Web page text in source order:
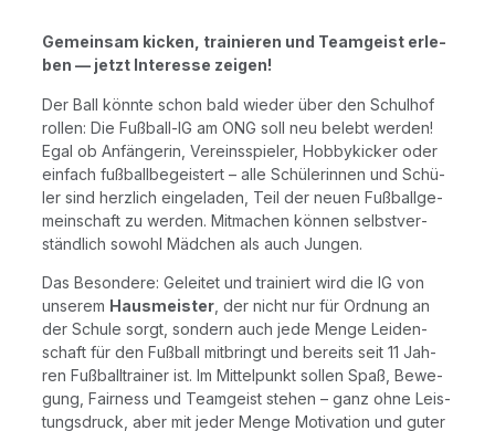
Gemein­sam kicken, trai­nie­ren und Team­geist erle­
ben — jetzt Inter­es­se zeigen!
Der Ball könn­te schon bald wie­der über den Schul­hof
rol­len: Die Fuß­ball-IG am ONG soll neu belebt wer­den!
Egal ob Anfän­ge­rin, Ver­eins­spie­ler, Hob­by­ki­cker oder
ein­fach fuß­ball­be­geis­tert – alle Schü­le­rin­nen und Schü­
ler sind herz­lich ein­ge­la­den, Teil der neu­en Fuß­ball­ge­
mein­schaft zu wer­den. Mit­ma­chen kön­nen selbst­ver­
ständ­lich sowohl Mäd­chen als auch Jungen.
Das Beson­de­re: Gelei­tet und trai­niert wird die IG von
unse­rem Haus­meis­ter , der nicht nur für Ord­nung an
der Schu­le sorgt, son­dern auch jede Men­ge Lei­den­
schaft für den Fuß­ball mit­bringt und bereits seit 11 Jah­
ren Fuß­ball­trai­ner ist. Im Mit­tel­punkt sol­len Spaß, Bewe­
gung, Fair­ness und Team­geist ste­hen – ganz ohne Leis­
tungs­druck, aber mit jeder Men­ge Moti­va­ti­on und guter